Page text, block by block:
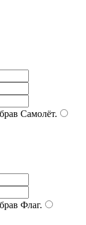
Самолёт.
Флаг.